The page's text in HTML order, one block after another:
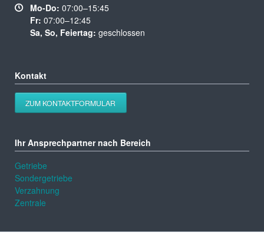
Mo-Do: 07:00–15:45
Fr: 07:00–12:45
Sa, So, Feiertag: geschlossen
Kontakt
ZUM KONTAKTFORMULAR
Ihr Ansprechpartner nach Bereich
Getriebe
Sondergetriebe
Verzahnung
Zentrale